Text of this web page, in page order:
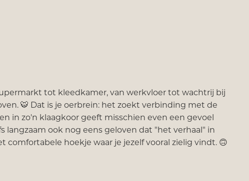
tot kleedkamer, van werkvloer tot wachtrij bij
🐯 Dat is je oerbrein: het zoekt verbinding met de
in zo'n klaagkoor geeft misschien even een gevoel
langzaam ook nog eens geloven dat "het verhaal" in
hoekje waar je jezelf vooral zielig vindt. 🙃